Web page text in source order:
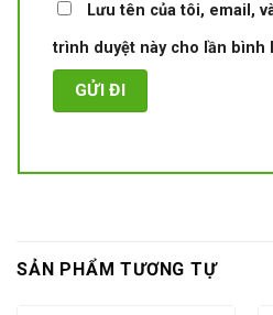
Lưu tên của tôi, email,
trình duyệt này cho lần bình
SẢN PHẨM TƯƠNG TỰ